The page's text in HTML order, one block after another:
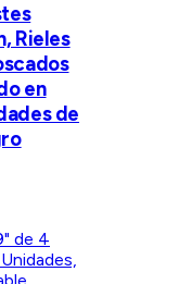
Rieles
en
de